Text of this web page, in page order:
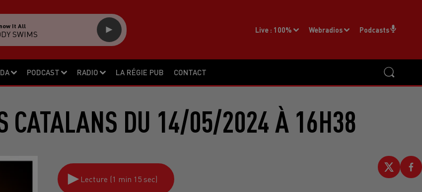
PODCAST RADIO LA RÉGIE PUB CONTACT
Live : 100% Webradios Podcasts
It All
SWIMS
CATALANS DU 14/05/2024 À 16H38
Lecture (1 min 15 sec)